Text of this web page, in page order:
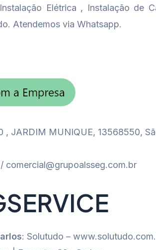
Elétrica , Instalação de
Atendemos via Whatsapp.
, JARDIM MUNIQUE, 13568550,
comercial@grupoalsseg.com.br
: Solutudo –